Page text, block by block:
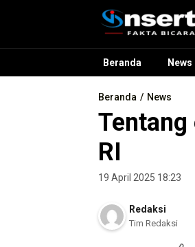
InsertRakyat.com
Fakta Bicara
Beranda News
Beranda News
RI
19 April 2025 18:23
Redaksi
Tim Redaksi